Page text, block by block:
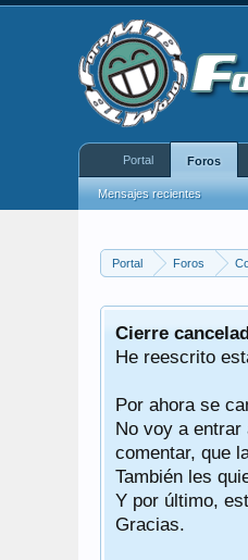
Portal Foros
Cierre
He reescrito
Por ahora se
No voy a
comentar, que
También les
Y por último,
Gracias.
Portal Foros
Mensajes recientes